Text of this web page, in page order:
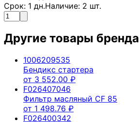
Срок: 1 дн.Наличие: 2 шт.
Другие товары бренда
1006209535
Бендикс стартера
от 3 552.00 ₽
F026407046
Фильтр масляный CF 85
от 1 498.76 ₽
F026400342